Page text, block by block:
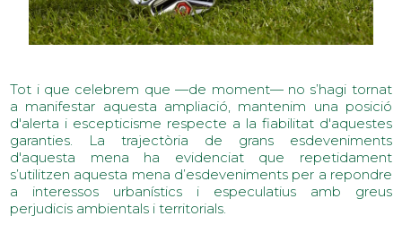
Tot i que celebrem que —de moment— no s’hagi tornat
a manifestar aquesta ampliació, mantenim una posició
d'alerta i escepticisme respecte a la fiabilitat d'aquestes
garanties. La trajectòria de grans esdeveniments
d'aquesta mena ha evidenciat que repetidament
s’utilitzen aquesta mena d’esdeveniments per a repondre
a interessos urbanístics i especulatius amb greus
perjudicis ambientals i territorials.